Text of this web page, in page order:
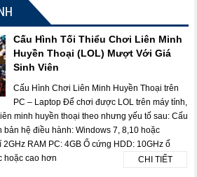
Cấu Hình Tối Thiểu Chơi Liên Minh
Huyền Thoại (LOL) Mượt Với Giá
Sinh Viên
Cấu Hình Chơi Liên Minh Huyền Thoại trên
PC – Laptop Để chơi được LOL trên máy tính,
minh huyền thoại theo nhưng yếu tố sau: Cấu
bản hệ điều hành: Windows 7, 8,10 hoặc
RAM PC: 4GB Ổ cứng HDD: 10GHz ổ
hoặc cao hơn
CHI TIẾT